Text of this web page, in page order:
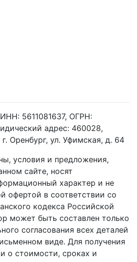
5611081637, ОГРН:
адрес: 460028,
Оренбург, ул. Уфимская, д. 64
условия и предложения,
сайте, носят
характер и не
офертой в соответствии со
кодекса Российской
может быть составлен только
согласования всех деталей
виде. Для получения
о стоимости, сроках и